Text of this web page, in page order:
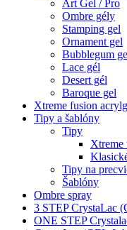
Art Gel / Pro
Ombre gély
Stamping gel
Ornament gel
Bubblegum
Lace gél
Desert gél
Baroque gel
Xtreme fusion
Tipy a šablóny
Tipy
Xtreme
Tipy na
Šablóny
Ombre spray
3 STEP CrystaLac
ONE STEP